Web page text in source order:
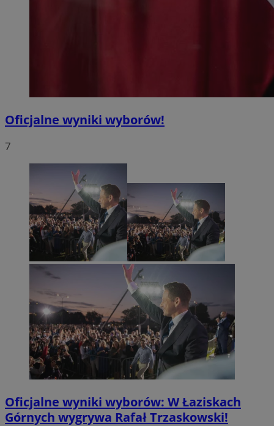
Oficjalne wyniki wyborów!
7
Oficjalne wyniki wyborów: W Łaziskach
Górnych wygrywa Rafał Trzaskowski!